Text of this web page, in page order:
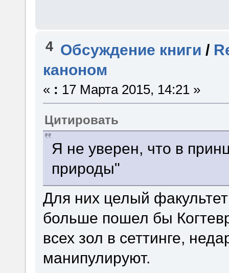
4 Обсуждение книги /
каноном
« : 17 Марта 2015, 14:21 »
Цитировать
Я не уверен, что в
природы"
Для них целый
больше пошел бы
всех зол в сеттинге,
манипулируют.